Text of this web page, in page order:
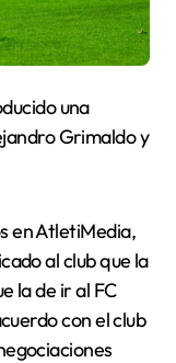
una
Grimaldo y
en AtletiMedia,
al club que la
la de ir al FC
con el club